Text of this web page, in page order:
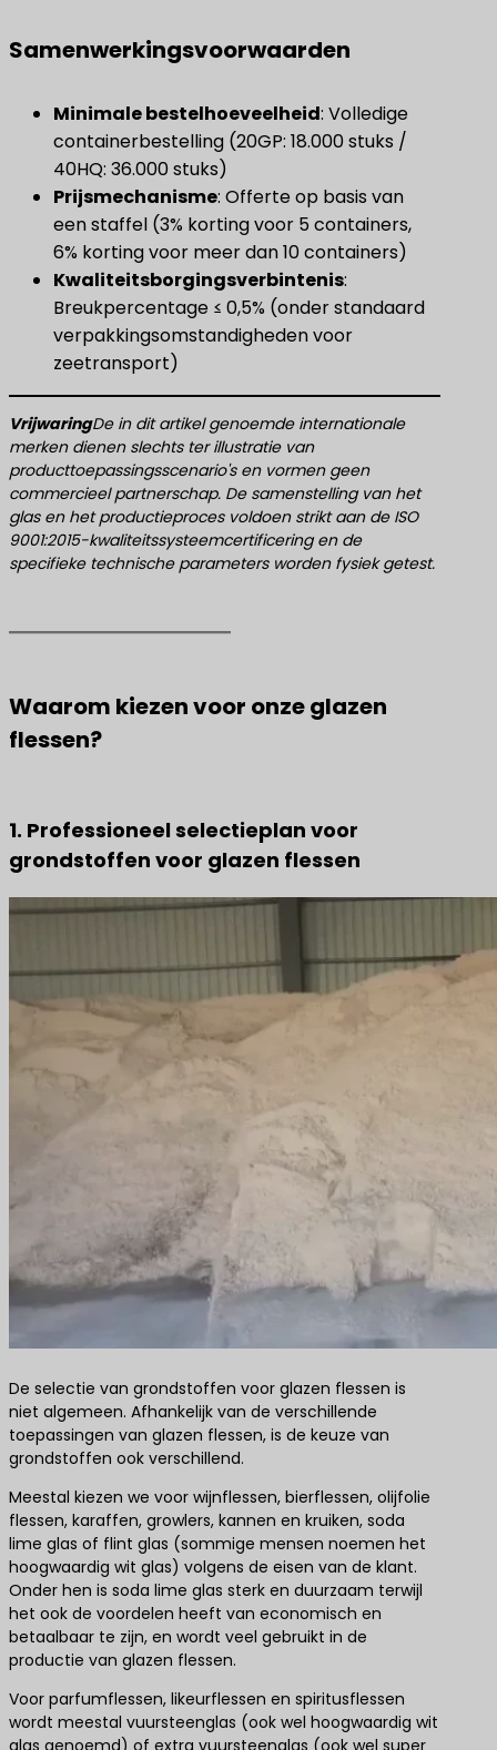
Samenwerkingsvoorwaarden
Minimale bestelhoeveelheid​: Volledige
containerbestelling (20GP: 18.000 stuks /
40HQ: 36.000 stuks)
Prijsmechanisme​: Offerte op basis van
een staffel (3% korting voor 5 containers,
6% korting voor meer dan 10 containers)
​Kwaliteitsborgingsverbintenis​​:
Breukpercentage ≤ 0,5% (onder standaard
verpakkingsomstandigheden voor
zeetransport)
​Vrijwaring​De in dit artikel genoemde internationale
merken dienen slechts ter illustratie van
producttoepassingsscenario's en vormen geen
commercieel partnerschap. De samenstelling van het
glas en het productieproces voldoen strikt aan de ISO
9001:2015-kwaliteitssysteemcertificering en de
specifieke technische parameters worden fysiek getest.
Waarom kiezen voor onze glazen
flessen?
1. Professioneel selectieplan voor
grondstoffen voor glazen flessen
De selectie van grondstoffen voor glazen flessen is
niet algemeen. Afhankelijk van de verschillende
toepassingen van glazen flessen, is de keuze van
grondstoffen ook verschillend.
Meestal kiezen we voor wijnflessen, bierflessen, olijfolie
flessen, karaffen, growlers, kannen en kruiken, soda
lime glas of flint glas (sommige mensen noemen het
hoogwaardig wit glas) volgens de eisen van de klant.
Onder hen is soda lime glas sterk en duurzaam terwijl
het ook de voordelen heeft van economisch en
betaalbaar te zijn, en wordt veel gebruikt in de
productie van glazen flessen.
Voor parfumflessen, likeurflessen en spiritusflessen
wordt meestal vuursteenglas (ook wel hoogwaardig wit
glas genoemd) of extra vuursteenglas (ook wel super